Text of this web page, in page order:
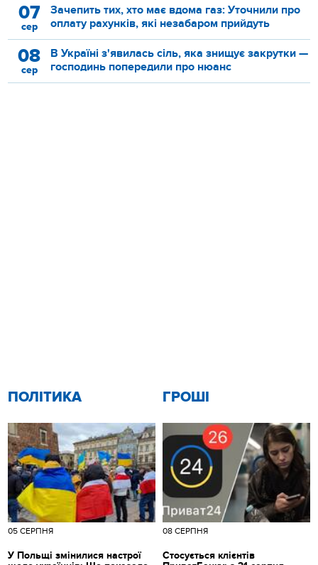
07
сер
Зачепить тих, хто має вдома газ: Уточнили про
оплату рахунків, які незабаром прийдуть
08
сер
В Україні з'явилась сіль, яка знищує закрутки —
господинь попередили про нюанс
ПОЛІТИКА
05 СЕРПНЯ
У Польщі змінилися настрої
ГРОШІ
08 СЕРПНЯ
Стосується клієнтів